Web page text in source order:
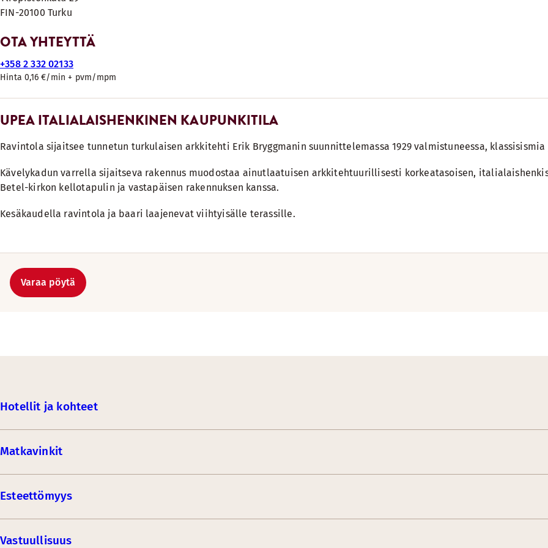
FIN-20100 Turku
OTA YHTEYTTÄ
+358 2 332 02133
Hinta 0,16 €/min + pvm/mpm
UPEA ITALIALAISHENKINEN KAUPUNKITILA
Ravintola sijaitsee tunnetun turkulaisen arkkitehti Erik Bryggmanin suunnittelemassa 1929 valmistuneessa,
Kävelykadun varrella sijaitseva rakennus muodostaa ainutlaatuisen arkkitehtuurillisesti korkeatasoisen,
Betel-kirkon kellotapulin ja vastapäisen rakennuksen kanssa.
Kesäkaudella ravintola ja baari laajenevat viihtyisälle terassille.
Varaa pöytä
Hotellit ja kohteet
Matkavinkit
Esteettömyys
Vastuullisuus